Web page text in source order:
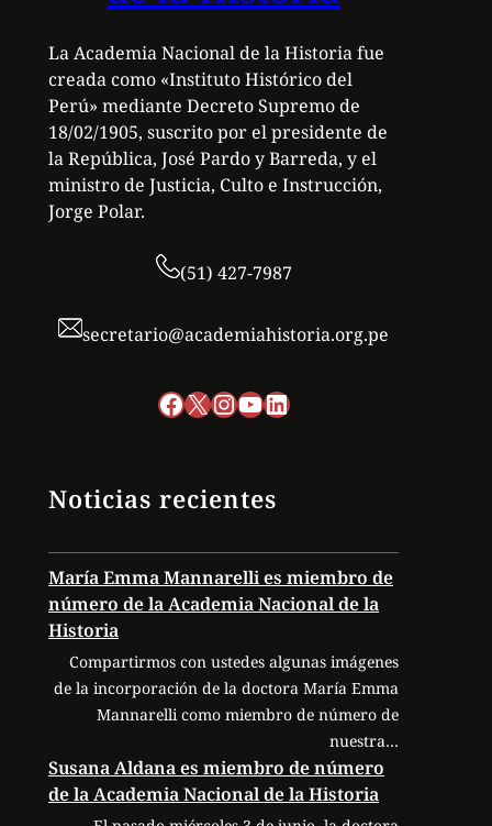
La Academia Nacional de la Historia fue
creada como «Instituto Histórico del
Perú» mediante Decreto Supremo de
18/02/1905, suscrito por el presidente de
la República, José Pardo y Barreda, y el
ministro de Justicia, Culto e Instrucción,
Jorge Polar.
(51) 427-7987
secretario@academiahistoria.org.pe
Facebook
X Instagram
YouTube
LinkedIn
Noticias recientes
María Emma Mannarelli es miembro de
número de la Academia Nacional de la
Historia
Compartirmos con ustedes algunas imágenes
de la incorporación de la doctora María Emma
Mannarelli como miembro de número de
nuestra…
Susana Aldana es miembro de número
de la Academia Nacional de la Historia